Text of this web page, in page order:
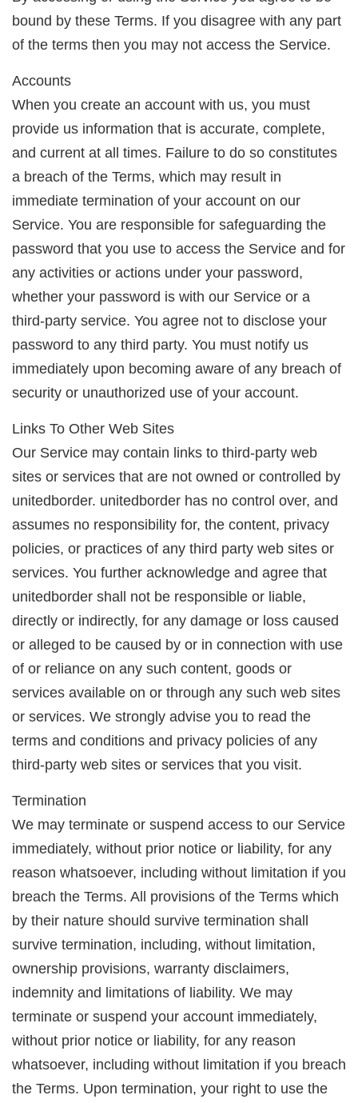
bound by these Terms. If you disagree with any part
of the terms then you may not access the Service.
Accounts
When you create an account with us, you must
provide us information that is accurate, complete,
and current at all times. Failure to do so constitutes
a breach of the Terms, which may result in
immediate termination of your account on our
Service. You are responsible for safeguarding the
password that you use to access the Service and for
any activities or actions under your password,
whether your password is with our Service or a
third-party service. You agree not to disclose your
password to any third party. You must notify us
immediately upon becoming aware of any breach of
security or unauthorized use of your account.
Links To Other Web Sites
Our Service may contain links to third-party web
sites or services that are not owned or controlled by
unitedborder. unitedborder has no control over, and
assumes no responsibility for, the content, privacy
policies, or practices of any third party web sites or
services. You further acknowledge and agree that
unitedborder shall not be responsible or liable,
directly or indirectly, for any damage or loss caused
or alleged to be caused by or in connection with use
of or reliance on any such content, goods or
services available on or through any such web sites
or services. We strongly advise you to read the
terms and conditions and privacy policies of any
third-party web sites or services that you visit.
Termination
We may terminate or suspend access to our Service
immediately, without prior notice or liability, for any
reason whatsoever, including without limitation if you
breach the Terms. All provisions of the Terms which
by their nature should survive termination shall
survive termination, including, without limitation,
ownership provisions, warranty disclaimers,
indemnity and limitations of liability. We may
terminate or suspend your account immediately,
without prior notice or liability, for any reason
whatsoever, including without limitation if you breach
the Terms. Upon termination, your right to use the